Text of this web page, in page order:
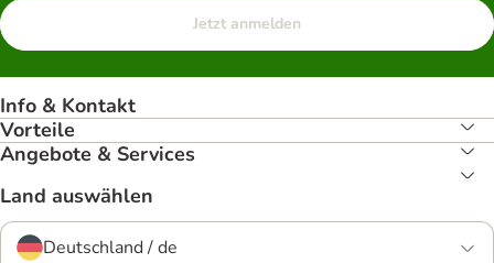
Jetzt anmelden
Info & Kontakt
Vorteile
Angebote & Services
Land auswählen
Deutschland / de